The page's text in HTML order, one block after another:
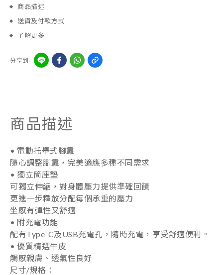
商品描述
送貨及付款方式
了解更多
分享到
商品描述
• 電動托舉式腳靠
隨心調整腳靠，完美適應多種不同需求
• 獨立筒座墊
可獨立伸縮，對身體壓力提供準確回饋
更進一步釋放分配每個承重的壓力
坐感有彈性又舒適
• 附充電功能
配有Type-C及USB充電孔，隨時充電，享受舒適便利。
• 優質精選牛皮
觸感親膚、透氣性良好
尺寸/規格：